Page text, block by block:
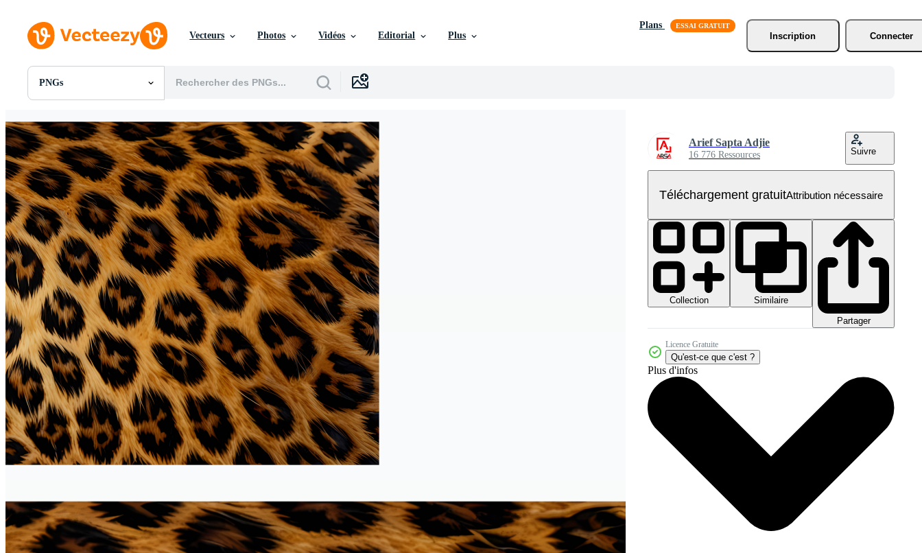
Vecteurs Photos Vidéos Editorial Plus
Plans
Inscription
Connecter
PNGs
Toutes Images
PNGs
PSDs
SVGs
Modèles
Vecteurs
Vidéos
Motion graphics
Images Éditoriales
Événements Éditoriaux
Arief Sapta Adjie
16 776 Ressources Suivre
Téléchargement gratuitAttribution nécessaire
Collection
Similaire
Partager
Licence Gratuite
Qu'est-ce que c'est ?
Plus d'infos